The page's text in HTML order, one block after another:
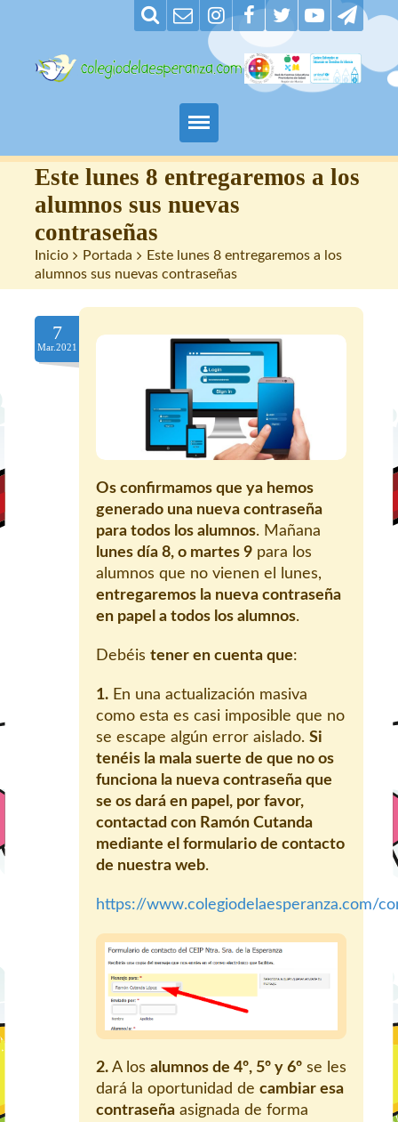
Padres
Alumnos
Maestros
Nuestro centro
Contacto
Este lunes 8 entregaremos a los
alumnos sus nuevas
contraseñas
Inicio > Portada > Este lunes 8 entregaremos a los
alumnos sus nuevas contraseñas
7
Mar.2021
Os confirmamos que ya hemos
generado una nueva contraseña
para todos los alumnos. Mañana
lunes día 8, o martes 9 para los
alumnos que no vienen el lunes,
entregaremos la nueva contraseña
en papel a todos los alumnos.
Debéis tener en cuenta que:
1. En una actualización masiva
como esta es casi imposible que no
se escape algún error aislado. Si
tenéis la mala suerte de que no os
funciona la nueva contraseña que
se os dará en papel, por favor,
contactad con Ramón Cutanda
mediante el formulario de contacto
de nuestra web.
https://www.colegiodelaesperanza.com/
2. A los alumnos de 4º, 5º y 6º se les
dará la oportunidad de cambiar esa
contraseña asignada de forma